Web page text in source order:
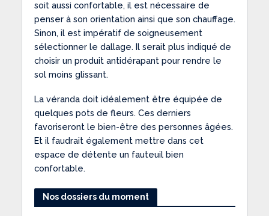
soit aussi confortable, il est nécessaire de
penser à son orientation ainsi que son chauffage.
Sinon, il est impératif de soigneusement
sélectionner le dallage. Il serait plus indiqué de
choisir un produit antidérapant pour rendre le
sol moins glissant.
La véranda doit idéalement être équipée de
quelques pots de fleurs. Ces derniers
favoriseront le bien-être des personnes âgées.
Et il faudrait également mettre dans cet
espace de détente un fauteuil bien
confortable.
Nos dossiers du moment